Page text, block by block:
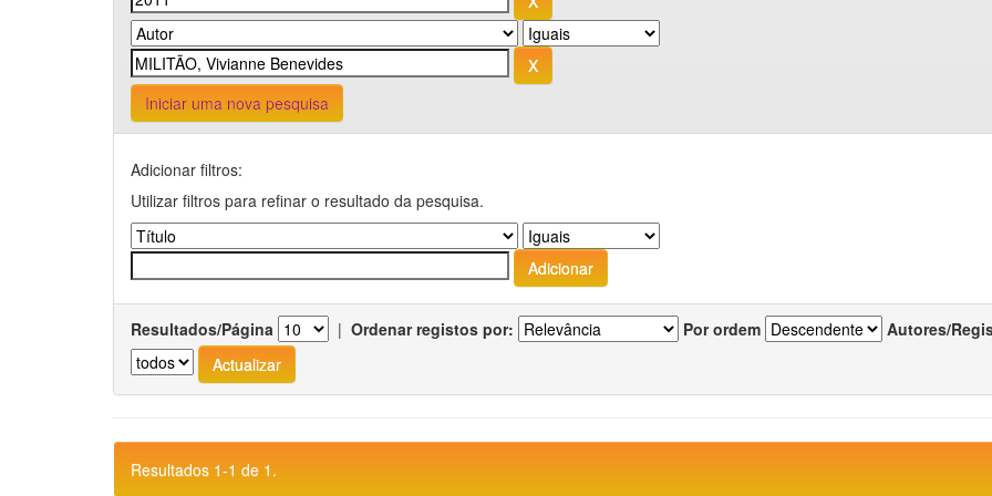
Iniciar uma nova pesquisa
Adicionar filtros:
Utilizar filtros para refinar o resultado da pesquisa.
Resultados/Página | Ordenar registos por: Por ordem Autores/
Resultados 1-1 de 1.